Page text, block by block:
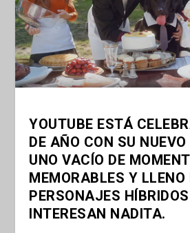
YOUTUBE ESTÁ
DE AÑO CON SU NUEVO
UNO VACÍO DE
MEMORABLES Y LLENO
PERSONAJES
INTERESAN NADITA.